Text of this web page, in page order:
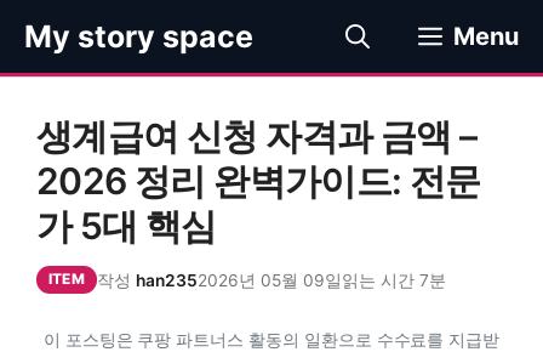
츠
My story space Menu
생계급여 신청 자격과 금액 –
2026 정리 완벽가이드: 전문
가 5대 핵심
ITEM 작성 han2352026년 05월 09일읽는 시간 7분
이 포스팅은 쿠팡 파트너스 활동의 일환으로 수수료를 지급받